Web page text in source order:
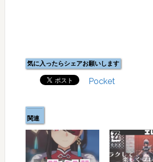
気に入ったらシェアお願いします
Pocket
関連